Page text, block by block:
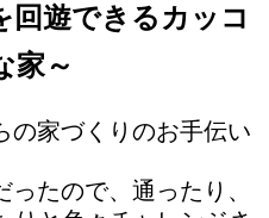
回遊できるカッコ
家～
の家づくりのお手伝い
たので、通ったり、